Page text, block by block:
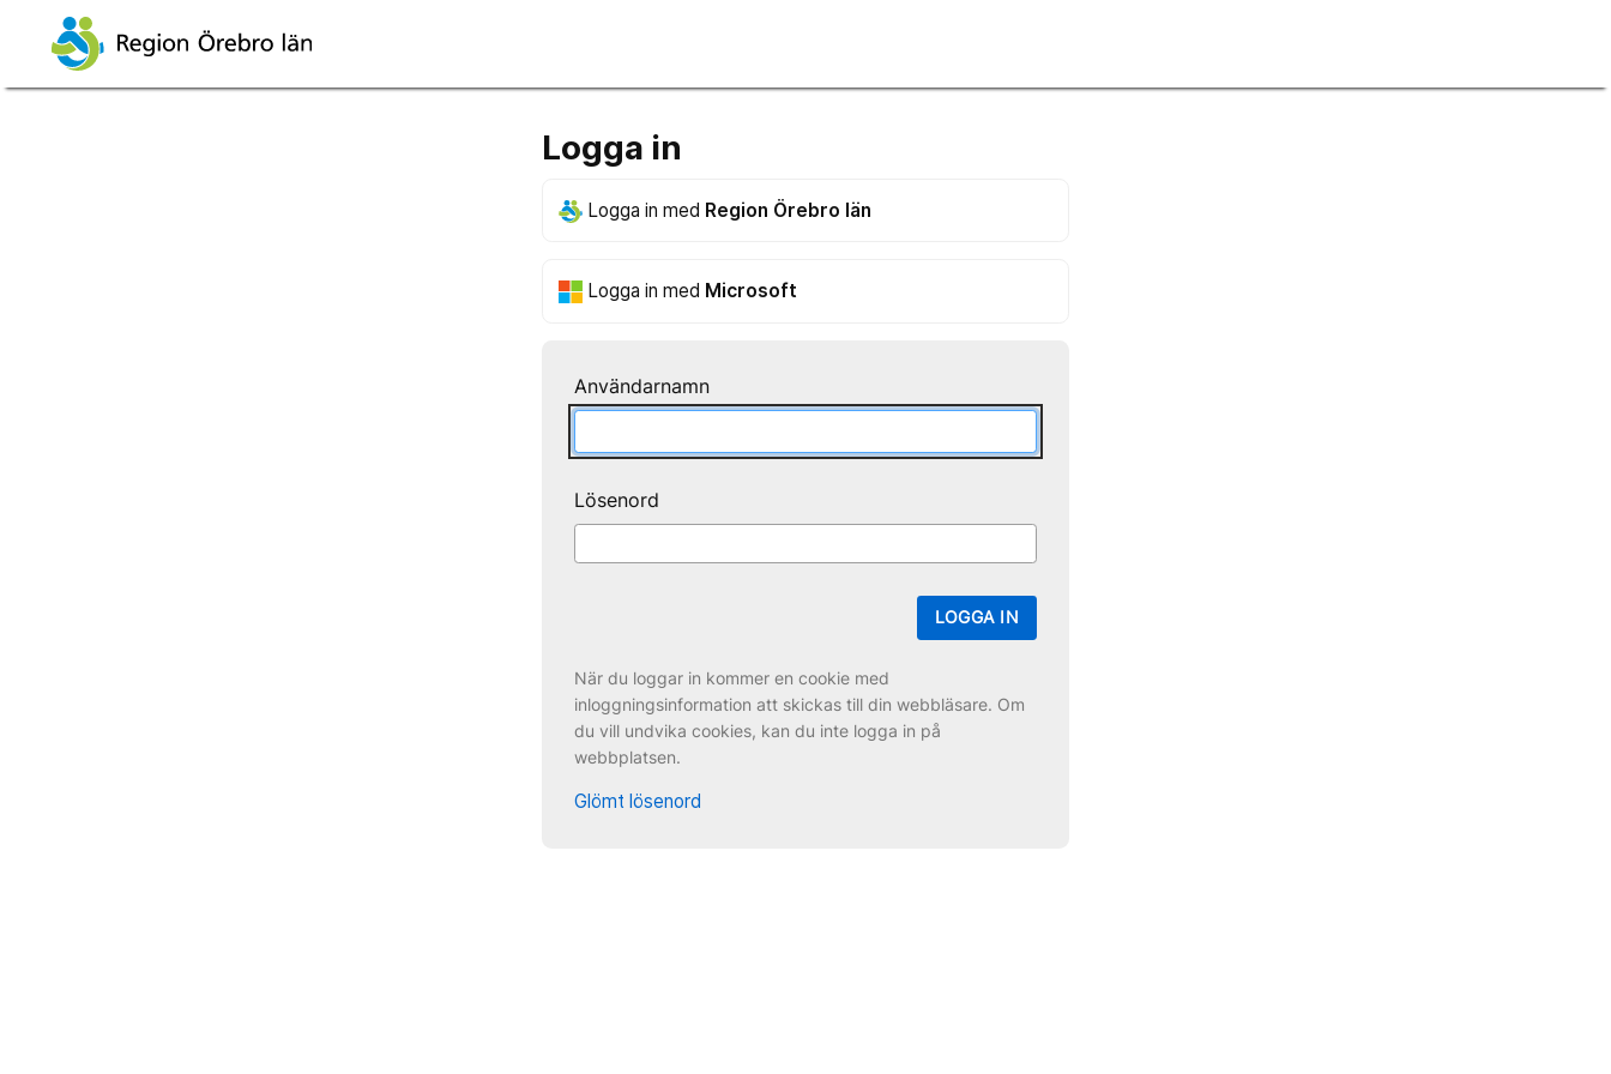
Logga in
Logga in med Region Örebro län
Logga in med Microsoft
Användarnamn
Lösenord
LOGGA IN
När du loggar in kommer en cookie med
inloggningsinformation att skickas till din webbläsare. Om
du vill undvika cookies, kan du inte logga in på
webbplatsen.
Glömt lösenord